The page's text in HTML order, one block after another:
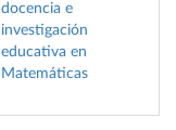
docencia e
investigación
educativa en
Matemáticas